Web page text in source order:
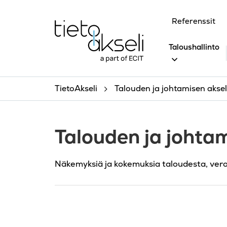
Referenssit
Taloushallinto
TietoAkseli Talouden ja johtamisen
Talouden ja
Näkemyksiä ja kokemuksia taloudesta,